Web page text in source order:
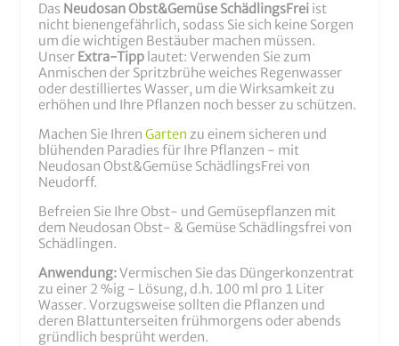
Das Neudosan Obst&Gemüse SchädlingsFrei ist
nicht bienengefährlich, sodass Sie sich keine Sorgen
um die wichtigen Bestäuber machen müssen.
Unser Extra-Tipp lautet: Verwenden Sie zum
Anmischen der Spritzbrühe weiches Regenwasser
oder destilliertes Wasser, um die Wirksamkeit zu
erhöhen und Ihre Pflanzen noch besser zu schützen.
Machen Sie IhrenGarten zu einem sicheren und
blühenden Paradies für Ihre Pflanzen - mit
Neudosan Obst&Gemüse SchädlingsFrei von
Neudorff.
Befreien Sie Ihre Obst- und Gemüsepflanzen mit
dem Neudosan Obst- & Gemüse Schädlingsfrei von
Schädlingen.
Anwendung:Vermischen Sie das Düngerkonzentrat
zu einer 2 %ig - Lösung, d.h. 100 ml pro 1 Liter
Wasser. Vorzugsweise sollten die Pflanzen und
deren Blattunterseiten frühmorgens oder abends
gründlich besprüht werden.